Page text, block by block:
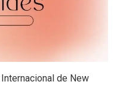
de New